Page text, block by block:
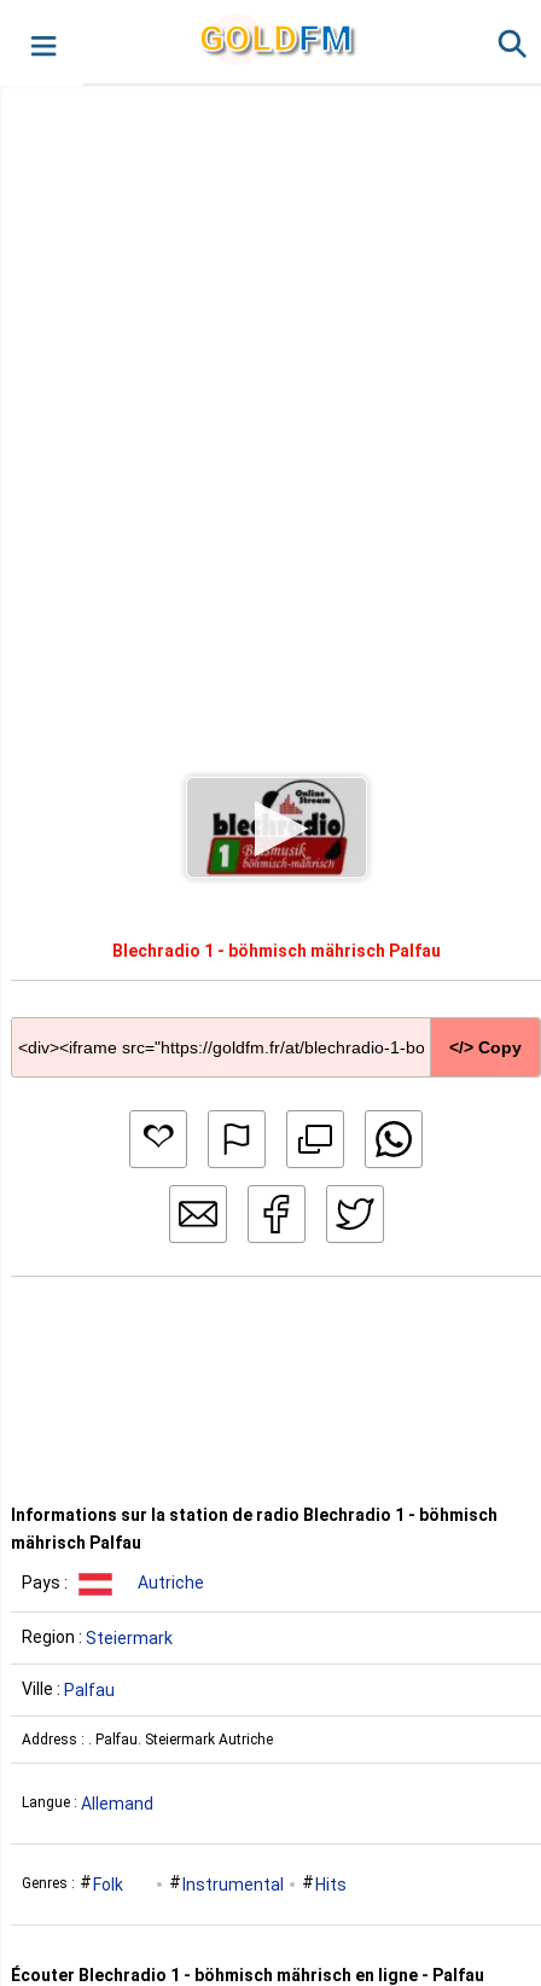
GOLDFM
Blechradio 1 - böhmisch mährisch Palfau
</> Copy
Informations sur la station de radio Blechradio 1 - böhmisch
mährisch Palfau
Pays : Autriche
Region : Steiermark
Ville : Palfau
Address : . Palfau. Steiermark Autriche
Langue : Allemand
Genres : Folk Instrumental Hits
Écouter Blechradio 1 - böhmisch mährisch en ligne - Palfau